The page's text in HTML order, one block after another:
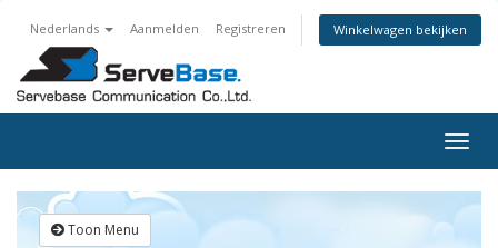
Nederlands Aanmelden Registreren Winkelwagen bekijken
Toon Menu